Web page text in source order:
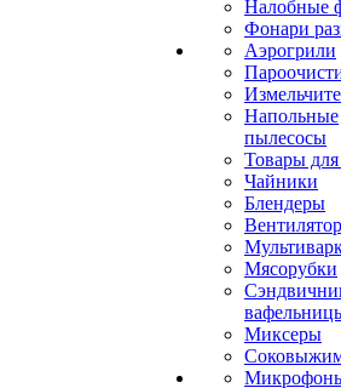
Налобные
Фонари
Аэрогрили
Напольные
пылесосы
Товары
Чайники
Блендеры
Мясорубки
Миксеры